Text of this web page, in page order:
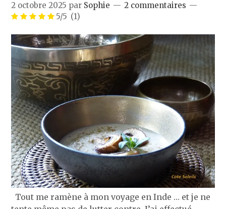
2 octobre 2025 par Sophie
2 commentaires
5/5 (1)
Tout me ramène à mon voyage en Inde … et je ne